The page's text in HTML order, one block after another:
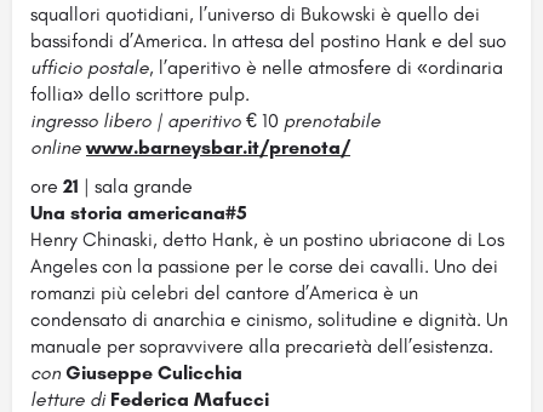
squallori quotidiani, l’universo di Bukowski è quello dei
bassifondi d’America. In attesa del postino Hank e del suo
ufficio postale, l’aperitivo è nelle atmosfere di «ordinaria
follia» dello scrittore pulp.
ingresso libero | aperitivo € 10 prenotabile
online www.barneysbar.it/prenota/
ore 21 | sala grande
Una storia americana#5
Henry Chinaski, detto Hank, è un postino ubriacone di Los
Angeles con la passione per le corse dei cavalli. Uno dei
romanzi più celebri del cantore d’America è un
condensato di anarchia e cinismo, solitudine e dignità. Un
manuale per sopravvivere alla precarietà dell’esistenza.
con Giuseppe Culicchia
letture di Federica Mafucci